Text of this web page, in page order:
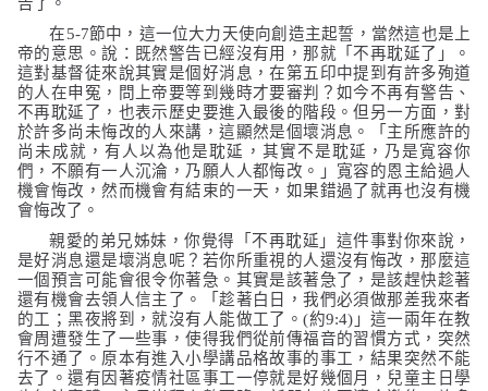
在5-7節中，這一位大力天使向創造主起誓，當然這也是上
帝的意思。說：既然警告已經沒有用，那就「不再耽延了」。
這對基督徒來說其實是個好消息，在第五印中提到有許多殉道
的人在申冤，問上帝要等到幾時才要審判？如今不再有警告、
不再耽延了，也表示歷史要進入最後的階段。但另一方面，對
於許多尚未悔改的人來講，這顯然是個壞消息。
「主所應許的
尚未成就，有人以為他是耽延，其實不是耽延，乃是寬容你
們，不願有一人沉淪，乃願人人都悔改 。」寬容的恩主給過人
機會悔改，然而機會有結束的一天，如果錯過了就再也沒有機
會悔改了。
親愛的弟兄姊妹，你覺得「不再耽延」這件事對你來說，
是好消息還是壞消息呢？若你所重視的人還沒有悔改，那麼這
一個預言可能會很令你著急。其實是該著急了，是該趕快趁著
還有機會去領人信主了。「趁著白日，我們必須做那差我來者
的工；黑夜將到，就沒有人能做工了 。(約9:4) 」這一兩年在教
會周遭發生了一些事，使得我們從前傳福音的習慣方式，突然
行不通了。原本有進入小學講品格故事的事工，結果突然不能
去了。還有因著疫情社區事工一停就是好幾個月，兒童主日學